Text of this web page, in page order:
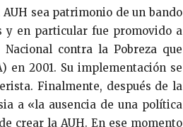
sea patrimonio de un bando
y en particular fue promovido a
contra la Pobreza que
en 2001. Su implementación se
Finalmente, después de la
a «la ausencia de una política
crear la AUH. En ese momento